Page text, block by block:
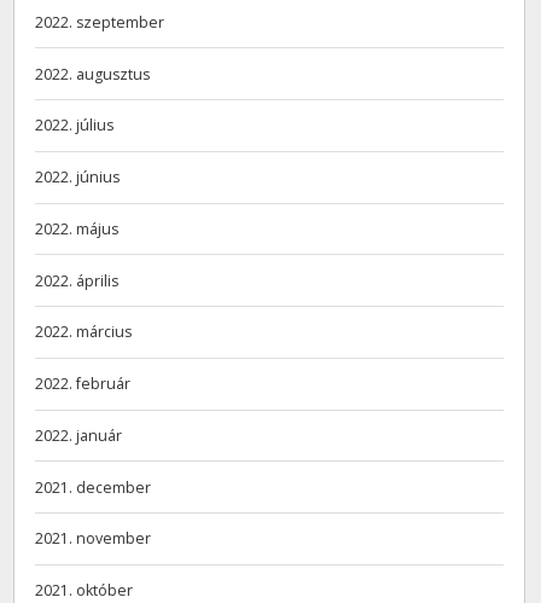
2022. szeptember
2022. augusztus
2022. július
2022. június
2022. május
2022. április
2022. március
2022. február
2022. január
2021. december
2021. november
2021. október